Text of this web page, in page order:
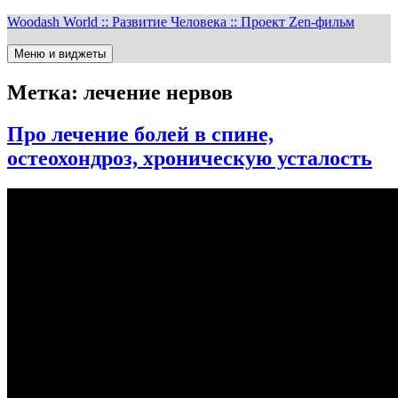
Перейти
содержимому
Woodash World :: Развитие Человека :: Проект Zen-фильм
Меню и виджеты
Метка: лечение нервов
Про лечение болей в спине,
остеохондроз, хроническую усталость